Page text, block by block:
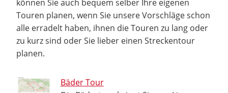
können Sie auch bequem selber Ihre eigenen
Touren planen, wenn Sie unsere Vorschläge schon
alle erradelt haben, ihnen die Touren zu lang oder
zu kurz sind oder Sie lieber einen Streckentour
planen.
Bäder Tour